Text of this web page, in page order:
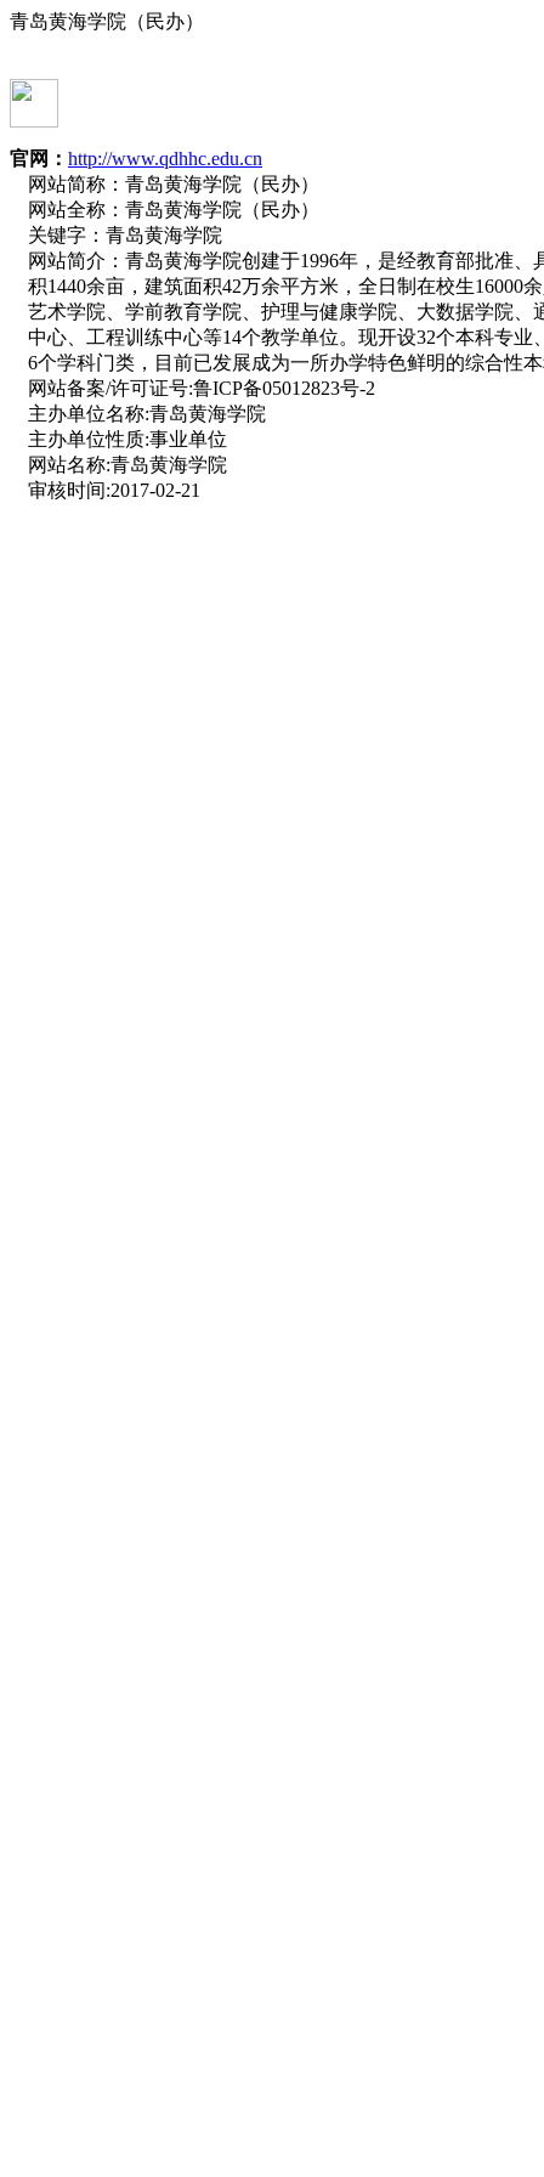
青岛黄海学院（民办）
官网： http://www.qdhhc.edu.cn
网站简称： 青岛黄海学院（民办）
网站全称： 青岛黄海学院（民办）
关键字： 青岛黄海学院
网站简介： 青岛黄海学院创建于1996年，是经教育部批准
积1440余亩，建筑面积42万余平方米，全日制在校生
艺术学院、学前教育学院、护理与健康学院、大数据学院
中心、工程训练中心等14个教学单位。现开设32个本科专
6个学科门类，目前已发展成为一所办学特色鲜明的综合性
网站备案/许可证号:鲁ICP备05012823号-2
主办单位名称:青岛黄海学院
主办单位性质:事业单位
网站名称:青岛黄海学院
审核时间:2017-02-21